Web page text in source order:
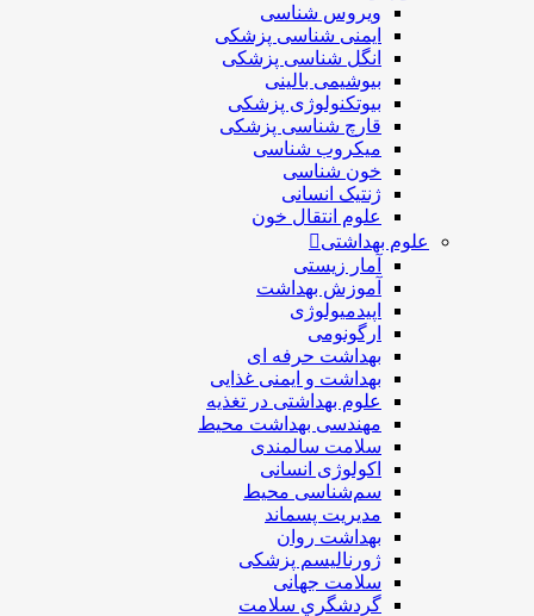
ویروس شناسی
ایمنی شناسی پزشكی
انگل شناسی پزشکی
بیوشیمی بالینی
بیوتکنولوژی پزشکی
قارچ شناسی پزشکی
ميكروب شناسی
خون شناسی
ژنتیک انسانی
علوم انتقال خون
علوم بهداشتی
آمار زیستی
آموزش بهداشت
اپیدمیولوژی
ارگونومی
بهداشت حرفه ای
بهداشت و ایمنی غذایی
علوم بهداشتی در تغذیه
مهندسی بهداشت محيط
سلامت سالمندی
اکولوژی انسانی
سم‌شناسی محیط
مدیریت پسماند
بهداشت روان
ژورنالیسم پزشکی
سلامت جهانی
گردشگري سلامت